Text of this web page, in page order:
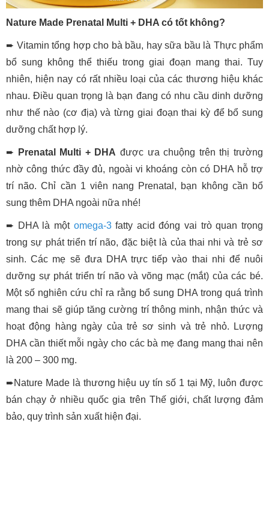
Nature Made Prenatal Multi + DHA có tốt không?
➨ Vitamin tổng hợp cho bà bầu, hay sữa bầu là Thực phẩm
bổ sung không thể thiếu trong giai đoạn mang thai. Tuy
nhiên, hiện nay có rất nhiều loại của các thương hiệu khác
nhau. Điều quan trọng là bạn đang có nhu cầu dinh dưỡng
như thế nào (cơ địa) và từng giai đoạn thai kỳ để bổ sung
dưỡng chất hợp lý.
➨ Prenatal Multi + DHA được ưa chuộng trên thị trường
nhờ công thức đầy đủ, ngoài vi khoáng còn có DHA hỗ trợ
trí não. Chỉ cần 1 viên nang Prenatal, bạn không cần bổ
sung thêm DHA ngoài nữa nhé!
➨ DHA là một omega-3fatty acid đóng vai trò quan trọng
trong sự phát triển trí não, đặc biệt là của thai nhi và trẻ sơ
sinh. Các mẹ sẽ đưa DHA trực tiếp vào thai nhi để nuôi
dưỡng sự phát triển trí não và võng mạc (mắt) của các bé.
Một số nghiên cứu chỉ ra rằng bổ sung DHA trong quá trình
mang thai sẽ giúp tăng cường trí thông minh, nhận thức và
hoạt động hàng ngày của trẻ sơ sinh và trẻ nhỏ. Lượng
DHA cần thiết mỗi ngày cho các bà mẹ đang mang thai nên
là 200 – 300 mg.
➨Nature Made là thương hiệu uy tín số 1 tại Mỹ, luôn được
bán chạy ở nhiều quốc gia trên Thế giới, chất lượng đảm
bảo, quy trình sản xuất hiện đại.